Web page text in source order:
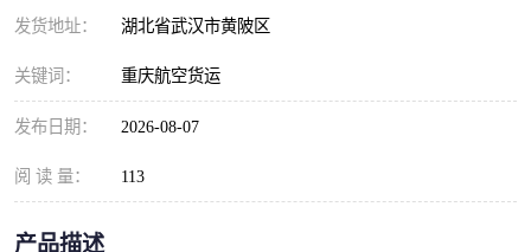
发货地址： 湖北省武汉市黄陂区
关键词： 重庆航空货运
发布日期： 2026-08-07
阅 读 量： 113
产品描述